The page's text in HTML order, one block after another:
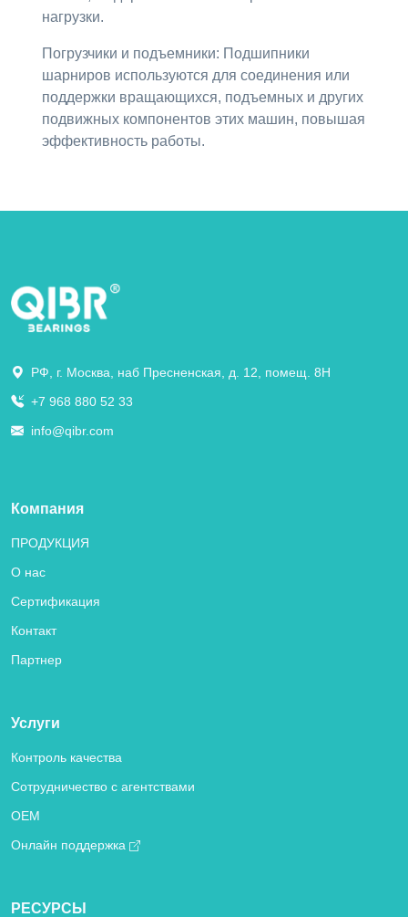
нагрузки.
Погрузчики и подъемники: Подшипники
шарниров используются для соединения или
поддержки вращающихся, подъемных и других
подвижных компонентов этих машин, повышая
эффективность работы.
РФ, г. Москва, наб Пресненская, д. 12, помещ. 8Н
+7 968 880 52 33
info@qibr.com
Компания
ПРОДУКЦИЯ
О нас
Сертификация
Контакт
Партнер
Услуги
Контроль качества
Сотрудничество с агентствами
OEM
Онлайн поддержка
РЕСУРСЫ